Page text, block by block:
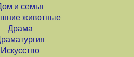
и семья
животные
Драма
Искусство